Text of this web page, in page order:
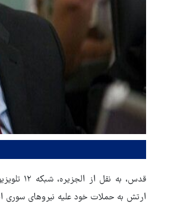
قدس،
ارتش به حملات خود علیه نیروهای سوری